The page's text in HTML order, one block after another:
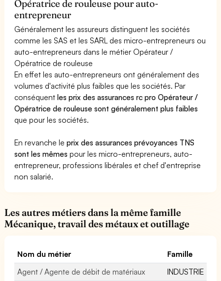
Opératrice de rouleuse pour auto-
entrepreneur
Généralement les assureurs distinguent les sociétés
comme les SAS et les SARL des micro-entrepreneurs ou
auto-entrepreneurs dans le métier Opérateur /
Opératrice de rouleuse
En effet les auto-entrepreneurs ont généralement des
volumes d'activité plus faibles que les sociétés. Par
conséquentles prix des assurances rc pro Opérateur /
Opératrice de rouleuse sont généralement plus faibles
que pour les sociétés.
En revanche leprix des assurances prévoyances TNS
sont les mêmes pour les micro-entrepreneurs, auto-
entrepreneur, professions libérales et chef d'entreprise
non salarié.
Les autres métiers dans la même famille
Mécanique, travail des métaux et outillage
Nom du métier
Famille
Agent / Agente de débit de matériaux
INDUSTRIE